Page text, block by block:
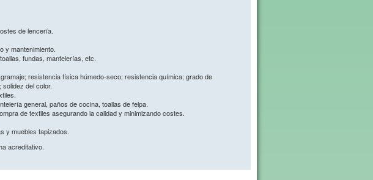
de lencería.
y mantenimiento.
fundas, mantelerías, etc.
resistencia física húmedo-seco; resistencia química; grado de
del color.
general, paños de cocina, toallas de felpa.
de textiles asegurando la calidad y minimizando costes.
y muebles tapizados.
acreditativo.